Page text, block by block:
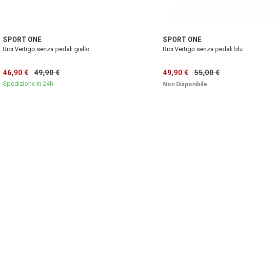
SPORT ONE
Bici Vertigo senza pedali giallo
46,90 € 49,90 €
Spedizione in 24h
SPORT ONE
Bici Vertigo senza pedali blu
49,90 € 55,00 €
Non Disponibile